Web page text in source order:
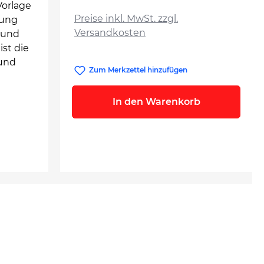
die
Preise inkl. MwSt. zzgl.
Versandkosten
Zum Merkzettel hinzufügen
In den Warenkorb